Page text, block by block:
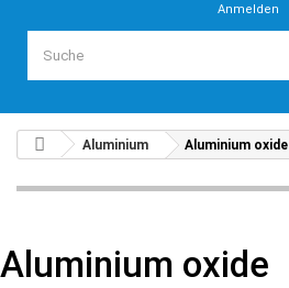
Anmelden
Aluminium Aluminium oxide
Aluminium oxide